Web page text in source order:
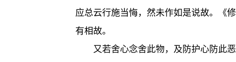
应总云行施当悔，然未作如是说故。《
有相故。
又若舍心念舍此物，及防护心防此